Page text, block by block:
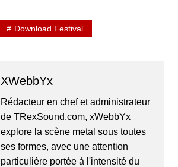
Download Festival
XWebbYx
Rédacteur en chef et administrateur
de TRexSound.com, xWebbYx
explore la scène metal sous toutes
ses formes, avec une attention
particulière portée à l'intensité du